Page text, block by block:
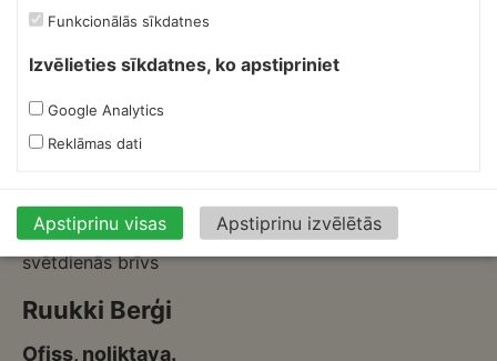
Izmēģinātāju iela 1a,
Mob.:+37126317230
E-pasts: skardnieksm@skardnieciba.lv
darbadienās 08:00-17:00
sestdienās brīvs
svētdienās brīvs
Ruukki Berģi
Ofiss, noliktava.
Funkcionālās sīkdatnes
Izvēlieties sīkdatnes, ko apstipriniet
Google Analytics
Reklāmas dati
Apstiprinu visas Apstiprinu izvēlētās